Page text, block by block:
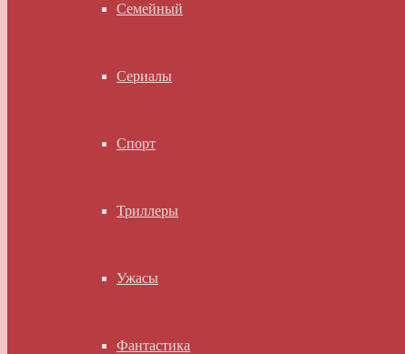
Семейный
Сериалы
Спорт
Триллеры
Ужасы
Фантастика